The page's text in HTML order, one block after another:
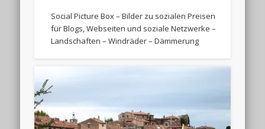
Social Picture Box – Bilder zu sozialen Preisen
für Blogs, Webseiten und soziale Netzwerke –
Landschaften – Windräder – Dämmerung